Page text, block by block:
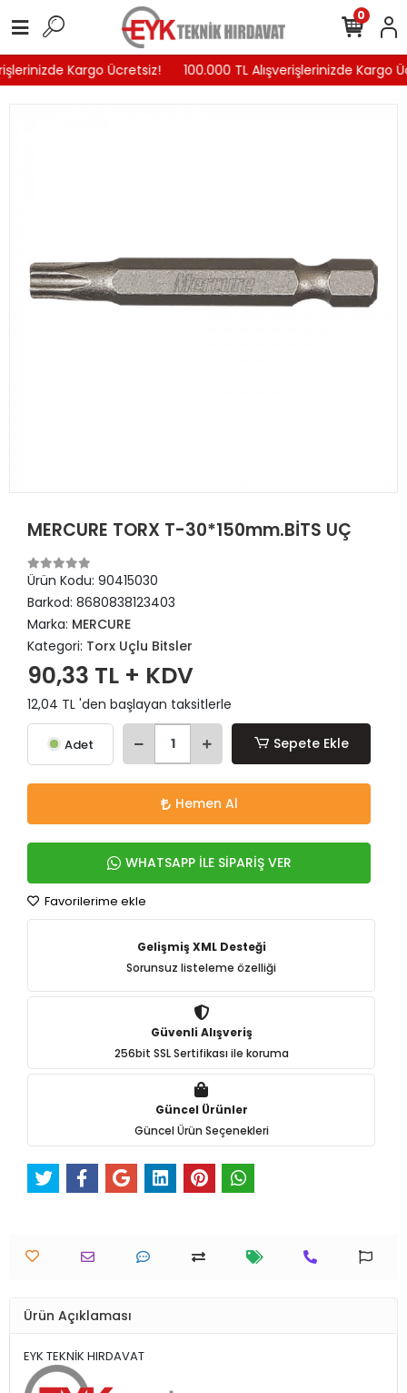
Kargo Ücretsiz! 100.000 TL Alışverişlerinizde Kargo
0
MERCURE TORX T-30*150mm.BİTS UÇ
Ürün Kodu: 90415030
Barkod: 8680838123403
Marka: MERCURE
Kategori: Torx Uçlu Bitsler
90,33 TL + KDV
12,04 TL 'den başlayan taksitlerle
Adet Sepete Ekle
Hemen Al
WHATSAPP İLE SİPARİŞ VER
Favorilerime ekle
Gelişmiş XML Desteği
Sorunsuz listeleme özelliği
Güvenli Alışveriş
256bit SSL Sertifikası ile koruma
Güncel Ürünler
Güncel Ürün Seçenekleri
Ürün Açıklaması
EYK TEKNİK HIRDAVAT